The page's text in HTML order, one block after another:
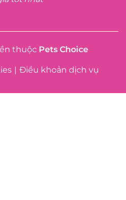
thuộc Pets Choice
| Điều khoản dịch vụ